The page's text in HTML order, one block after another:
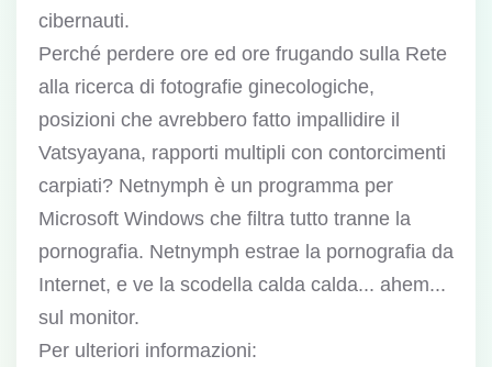
cibernauti.
Perché perdere ore ed ore frugando sulla Rete
alla ricerca di fotografie ginecologiche,
posizioni che avrebbero fatto impallidire il
Vatsyayana, rapporti multipli con contorcimenti
carpiati? Netnymph è un programma per
Microsoft Windows che filtra tutto tranne la
pornografia. Netnymph estrae la pornografia da
Internet, e ve la scodella calda calda... ahem...
sul monitor.
Per ulteriori informazioni: